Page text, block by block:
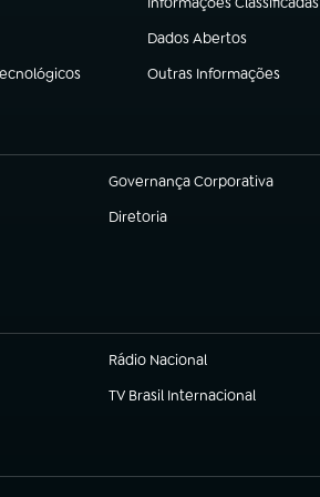
(abre em nova aba)
Dados Abertos
(abre em nova aba)
Outras Informações
(abre em nova aba)
Governança Corporativa
(abre em nova aba)
Diretoria
(abre em nova aba)
Rádio Nacional
TV Brasil Internacional
(abre em nova aba)